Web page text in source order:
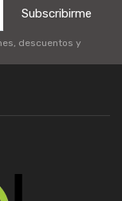
Subscribirme
descuentos y